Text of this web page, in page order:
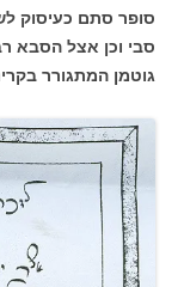
סופר סתם כעיסוק
סבי וכן אצל הסבא
גוטמן המתגורר